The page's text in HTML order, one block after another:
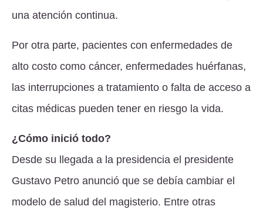
una atención continua.
Por otra parte, pacientes con enfermedades de
alto costo como cáncer, enfermedades huérfanas,
las interrupciones a tratamiento o falta de acceso a
citas médicas pueden tener en riesgo la vida.
¿Cómo inició todo?
Desde su llegada a la presidencia el presidente
Gustavo Petro anunció que se debía cambiar el
modelo de salud del magisterio. Entre otras